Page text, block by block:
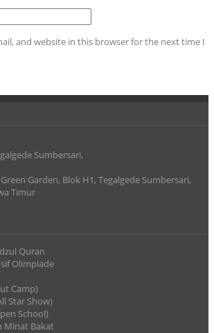
and website in this browser for the next time I
Sumbersari,
Garden, Blok H1, Tegalgede Sumbersari,
Timur
Quran
Olimpiade
Camp)
Star Show)
School)
Minat Bakat